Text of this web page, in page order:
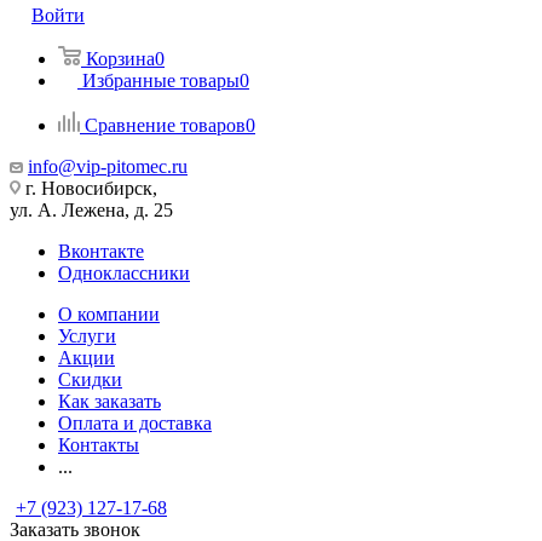
Войти
Корзина0
Избранные товары0
Сравнение товаров0
info@vip-pitomec.ru
г. Новосибирск,
ул. А. Лежена, д. 25
Вконтакте
Одноклассники
О компании
Услуги
Акции
Скидки
Как заказать
Оплата и доставка
Контакты
...
+7 (923) 127-17-68
Заказать звонок